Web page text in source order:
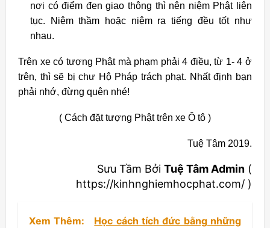
nơi có điểm đen giao thông thì nên niệm Phật liên
tục. Niệm thầm hoặc niệm ra tiếng đều tốt như
nhau.
Trên xe có tượng Phật mà phạm phải 4 điều, từ 1- 4 ở
trên, thì sẽ bị chư Hộ Pháp trách phạt. Nhất định bạn
phải nhớ, đừng quên nhé!
( Cách đặt tượng Phật trên xe Ô tô )
Tuệ Tâm 2019.
Sưu Tầm Bởi Tuệ Tâm Admin (
https://kinhnghiemhocphat.com/ )
Xem Thêm:
Học cách tích đức bằng những